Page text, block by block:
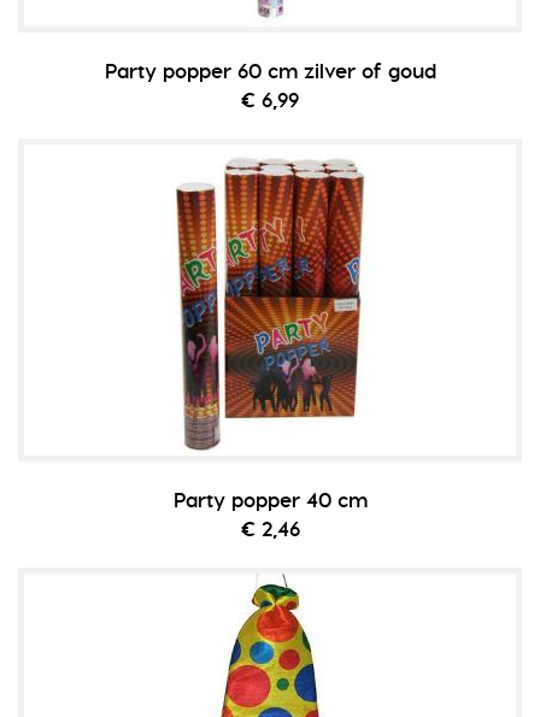
Party popper 60 cm zilver of goud
€ 6,99
Party popper 40 cm
€ 2,46